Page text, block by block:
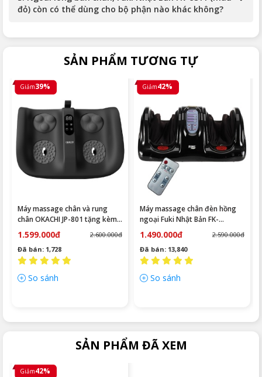
đỏ) còn có thể dùng cho bộ phận nào khác không?
SẢN PHẨM TƯƠNG TỰ
Giảm39%
Máy massage chân và rung
chân OKACHI JP-801 tặng kèm
vải lót ( Màu đen)
1.599.000đ
2.600.000đ
Đã bán: 1,728
So sánh
Giảm42%
Máy massage chân đèn hồng
ngoại Fuki Nhật Bản FK-
6811(màu đen)
1.490.000đ
2.590.000đ
Đã bán: 13,840
So sánh
SẢN PHẨM ĐÃ XEM
Giảm42%